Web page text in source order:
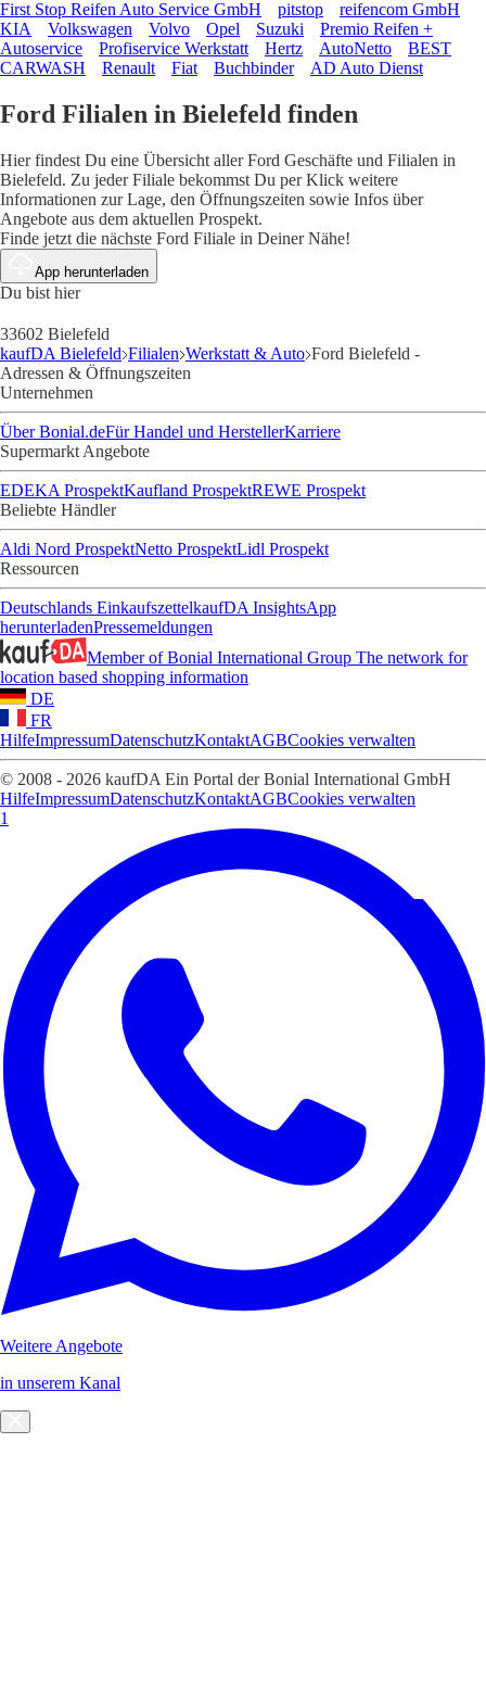
First Stop Reifen Auto Service GmbH pitstop
reifencom GmbH
KIA
Volkswagen Volvo Opel Suzuki
Premio Reifen +
Autoservice
Profiservice Werkstatt Hertz AutoNetto
BEST
CARWASH
Renault Fiat Buchbinder AD Auto Dienst
Ford Filialen in Bielefeld finden
Hier findest Du eine Übersicht aller Ford Geschäfte und Filialen in
Bielefeld. Zu jeder Filiale bekommst Du per Klick weitere
Informationen zur Lage, den Öffnungszeiten sowie Infos über
Angebote aus dem aktuellen Prospekt.
Finde jetzt die nächste Ford Filiale in Deiner Nähe!
App herunterladen
Du bist hier
33602 Bielefeld
kaufDA Bielefeld Filialen Werkstatt & Auto Ford Bielefeld -
Adressen & Öffnungszeiten
Unternehmen
Über Bonial.deFür Handel und HerstellerKarriere
Supermarkt Angebote
EDEKA ProspektKaufland ProspektREWE Prospekt
Beliebte Händler
Aldi Nord ProspektNetto ProspektLidl Prospekt
Ressourcen
Deutschlands EinkaufszettelkaufDA InsightsApp
herunterladenPressemeldungen
Member of Bonial International Group The network for
location based shopping information
DE
FR
HilfeImpressumDatenschutzKontaktAGBCookies verwalten
© 2008 - 2026 kaufDA Ein Portal der Bonial International GmbH
HilfeImpressumDatenschutzKontaktAGBCookies verwalten
1
Weitere Angebote
in unserem Kanal